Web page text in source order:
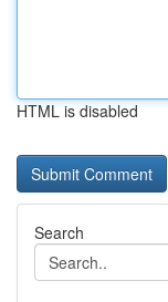
HTML is disabled
Search